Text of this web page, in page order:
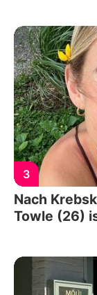
3
Nach
Towle (26)